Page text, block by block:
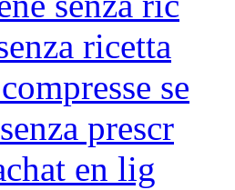
ricetta
se
prescr
en lig